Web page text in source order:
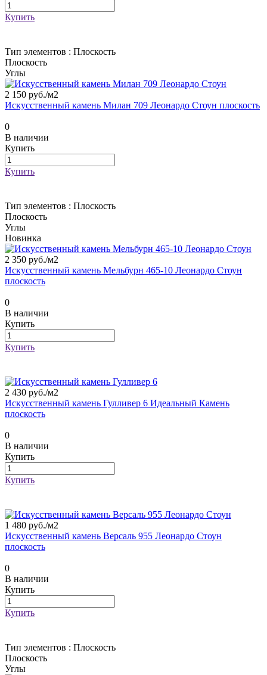
Купить
Тип элементов : Плоскость
Плоскость
Углы
2 150 руб./м2
Искусственный камень Милан 709 Леонардо Стоун плоскость
0
В наличии
Купить
Купить
Тип элементов : Плоскость
Плоскость
Углы
Новинка
2 350 руб./м2
Искусственный камень Мельбурн 465-10 Леонардо Стоун
плоскость
0
В наличии
Купить
Купить
2 430 руб./м2
Искусственный камень Гулливер 6 Идеальный Камень
плоскость
0
В наличии
Купить
Купить
1 480 руб./м2
Искусственный камень Версаль 955 Леонардо Стоун
плоскость
0
В наличии
Купить
Купить
Тип элементов : Плоскость
Плоскость
Углы